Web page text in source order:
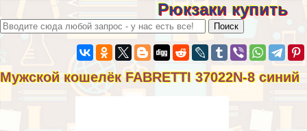
Рюкзаки купить
Мужской кошелёк FABRETTI 37022N-8 синий